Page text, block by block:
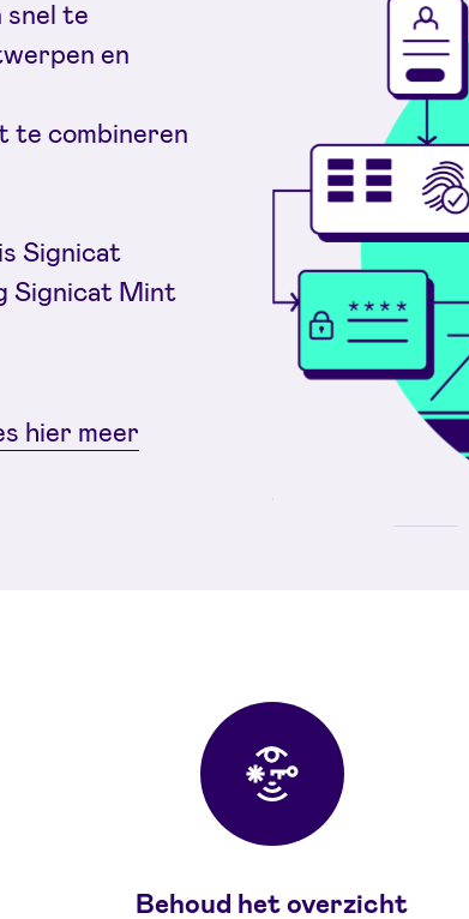
snel te
en
te combineren
Signicat
Signicat Mint
hier meer
Behoud het overzicht